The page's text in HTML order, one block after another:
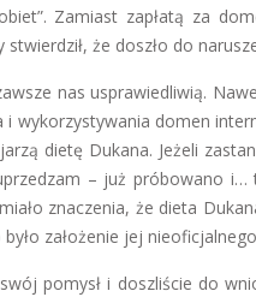
Zamiast zapłatą za
że doszło do
nas usprawiedliwią.
wykorzystywania domen
dietę Dukana. Jeżeli
– już próbowano
znaczenia, że dieta
założenie jej
pomysł i doszliście do